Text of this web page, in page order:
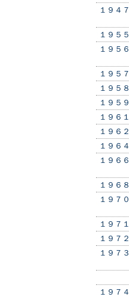
１９４７
１９５５
１９５６
１９５７
１９５８
１９５９
１９６１
１９６２
１９６４
１９６６
１９６８
１９７０
１９７１
１９７２
１９７３
１９７４